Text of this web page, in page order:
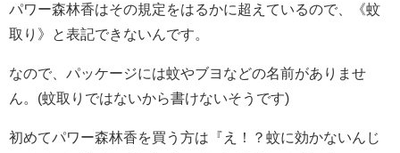
パワー森林香はその規定をはるかに超えているので、《蚊
取り》と表記できないんです。
なので、パッケージには蚊やブヨなどの名前がありませ
ん。(蚊取りではないから書けないそうです)
初めてパワー森林香を買う方は『え！？蚊に効かないんじ